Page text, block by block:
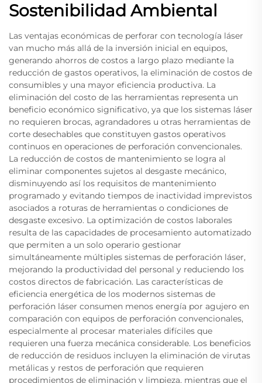
Sostenibilidad Ambiental
Las ventajas económicas de perforar con tecnología láser
van mucho más allá de la inversión inicial en equipos,
generando ahorros de costos a largo plazo mediante la
reducción de gastos operativos, la eliminación de costos de
consumibles y una mayor eficiencia productiva. La
eliminación del costo de las herramientas representa un
beneficio económico significativo, ya que los sistemas láser
no requieren brocas, agrandadores u otras herramientas de
corte desechables que constituyen gastos operativos
continuos en operaciones de perforación convencionales.
La reducción de costos de mantenimiento se logra al
eliminar componentes sujetos al desgaste mecánico,
disminuyendo así los requisitos de mantenimiento
programado y evitando tiempos de inactividad imprevistos
asociados a roturas de herramientas o condiciones de
desgaste excesivo. La optimización de costos laborales
resulta de las capacidades de procesamiento automatizado
que permiten a un solo operario gestionar
simultáneamente múltiples sistemas de perforación láser,
mejorando la productividad del personal y reduciendo los
costos directos de fabricación. Las características de
eficiencia energética de los modernos sistemas de
perforación láser consumen menos energía por agujero en
comparación con equipos de perforación convencionales,
especialmente al procesar materiales difíciles que
requieren una fuerza mecánica considerable. Los beneficios
de reducción de residuos incluyen la eliminación de virutas
metálicas y restos de perforación que requieren
procedimientos de eliminación y limpieza, mientras que el